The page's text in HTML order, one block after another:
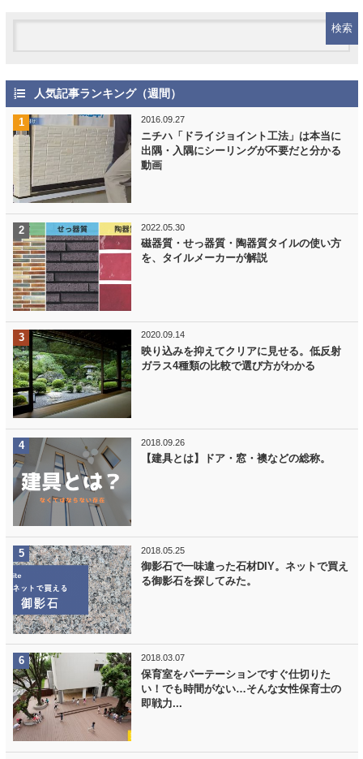
人気記事ランキング（週間）
2016.09.27
ニチハ「ドライジョイント工法」は本当に
出隅・入隅にシーリングが不要だと分かる
動画
2022.05.30
磁器質・せっ器質・陶器質タイルの使い方
を、タイルメーカーが解説
2020.09.14
映り込みを抑えてクリアに見せる。低反射
ガラス4種類の比較で選び方がわかる
2018.09.26
【建具とは】ドア・窓・襖などの総称。
2018.05.25
御影石で一味違った石材DIY。ネットで買え
る御影石を探してみた。
2018.03.07
保育室をパーテーションですぐ仕切りた
い！でも時間がない…そんな女性保育士の
即戦力...